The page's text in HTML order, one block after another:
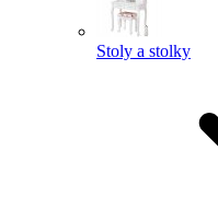
Stoly a stolky